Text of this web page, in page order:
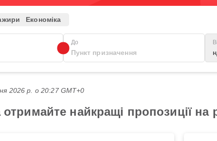
Економіка
До
2026 р. о 20:27 GMT+0
найкращі пропозиції на